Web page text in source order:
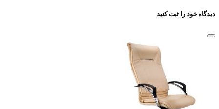
دیدگاه خود را ثبت کنید